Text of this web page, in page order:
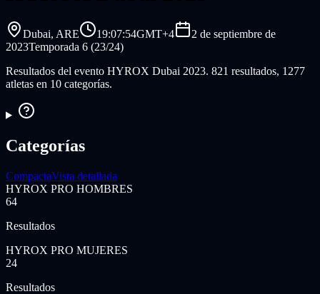
Dubai, ARE 19:07:54GMT+4
2 de septiembre de
2023Temporada 6 (23/24)
Resultados del evento HYROX Dubai 2023. 821 resultados, 1277
atletas en 10 categorías.
Categorías
CompactaVista detallada
HYROX PRO HOMBRES
64
Resultados
HYROX PRO MUJERES
24
Resultados